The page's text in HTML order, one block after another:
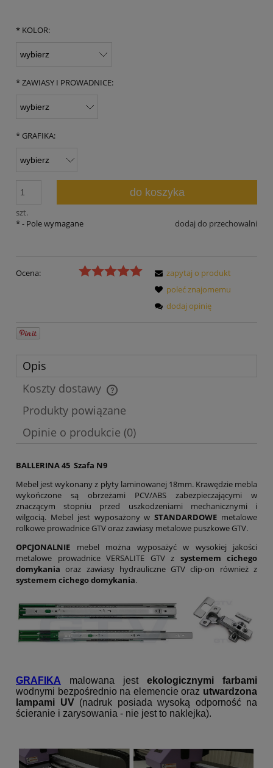
* KOLOR:
*ZAWIASY I PROWADNICE:
* GRAFIKA:
szt.
do koszyka
dodaj do przechowalni
*- Pole wymagane
Ocena:
zapytaj o produkt
poleć znajomemu
dodaj opinię
Opis
Koszty dostawy
Cena nie zawiera ewentualnych kosztów płatności
Produkty powiązane
Opinie o produkcie (0)
BALLERINA 45 Szafa N9
Mebel jest wykonany z płyty laminowanej 18mm. Krawędzie mebla
wykończone są obrzeżami PCV/ABS zabezpieczającymi w
znaczącym stopniu przed uszkodzeniami mechanicznymi i
wilgocią. Mebel jest wyposażony wSTANDARDOWE metalowe
rolkowe prowadnice GTV oraz zawiasy metalowe puszkowe GTV.
OPCJONALNIE mebel można wyposażyć w wysokiej jakości
metalowe prowadnice VERSALITE GTV z systemem cichego
domykania oraz zawiasy hydrauliczne GTV clip-on również z
systemem cichego domykania.
GRAFIKA malowana jest ekologicznymi farbami
wodnymi bezpośrednio na elemencie oraz utwardzona
lampami UV(nadruk posiada wysoką odporność na
ścieranie i zarysowania - nie jest to naklejka).